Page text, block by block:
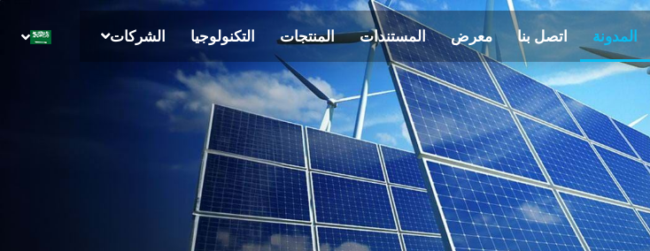
الشركات التكنولوجيا المنتجات المستندات معرض اتصل بنا المدونة